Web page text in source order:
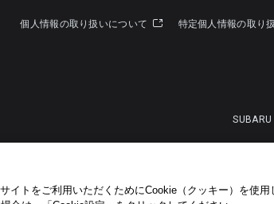
個人情報の取り扱いについて 特定個人情報の取り
SUBARU
イトをご利用いただくためにCookie（クッキー）を使用